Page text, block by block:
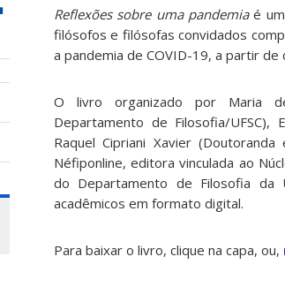
Reflexões sobre uma pandemiaé
filósofos e filósofas convidados
a pandemia de COVID-19, a partir
O livro organizado por Maria
Departamento de Filosofia/UFSC),
Raquel Cipriani Xavier
Néfiponline, editora vinculada ao
do Departamento de Filosofia da
acadêmicos em formato digital.
Para baixar o livro, clique na capa, ou,